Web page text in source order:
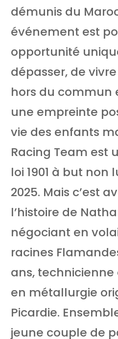
démunis du
événement est
opportunité
dépasser, de
hors du commun
une empreinte
vie des enfants
Racing Team est
loi 1901 à but non
2025. Mais c’est
l’histoire de
négociant en
racines
ans,
en métallurgie
Picardie.
jeune couple de